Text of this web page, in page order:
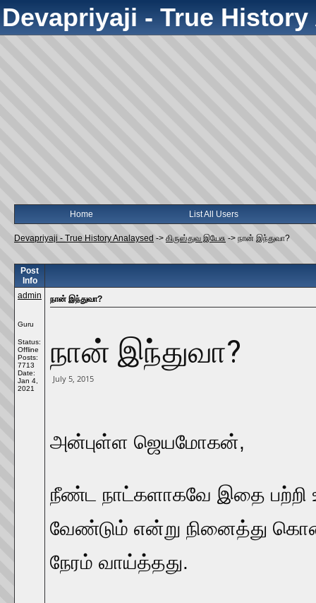
Devapriyaji - True
Home List All Users
Devapriyaji - True History Analaysed -> கிருஸ்துவ இயேசு -> நான் இந்துவா?
Post
Info
admin
Guru
Status:
Offline
Posts:
7713
Date:
Jan 4,
2021
நான் இந்துவா?
நான் இந்துவா?
July 5, 2015
அன்புள்ள ஜெயமோகன்,
நீண்ட நாட்களாகவே இதை பற்றி
வேண்டும் என்று நினைத்து
நேரம் வாய்த்தது.